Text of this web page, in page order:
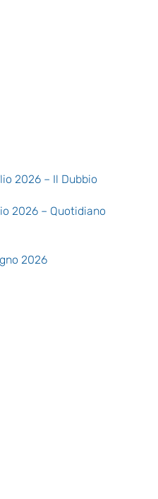
2026 – Il Dubbio
2026 – Quotidiano
2026